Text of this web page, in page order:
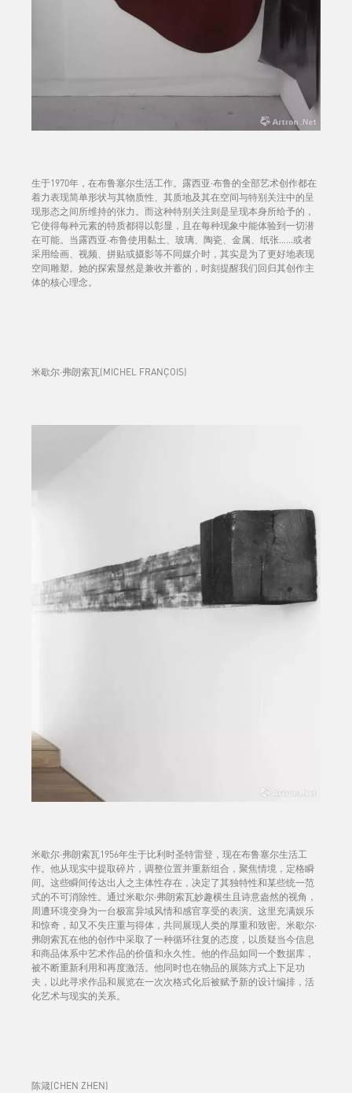
生于1970年，在布鲁塞尔生活工作。露西亚·布鲁的全部艺术创作都在
着力表现简单形状与其物质性、其质地及其在空间与特别关注中的呈
现形态之间所维持的张力。而这种特别关注则是呈现本身所给予的，
它使得每种元素的特质都得以彰显，且在每种现象中能体验到一切潜
在可能。当露西亚·布鲁使用黏土、玻璃、陶瓷、金属、纸张……或者
采用绘画、视频、拼贴或摄影等不同媒介时，其实是为了更好地表现
空间雕塑。她的探索显然是兼收并蓄的，时刻提醒我们回归其创作主
体的核心理念。
米歇尔·弗朗索瓦(MICHEL FRANÇOIS)
米歇尔·弗朗索瓦1956年生于比利时圣特雷登，现在布鲁塞尔生活工
作。他从现实中提取碎片，调整位置并重新组合，聚焦情境，定格瞬
间。这些瞬间传达出人之主体性存在，决定了其独特性和某些统一范
式的不可消除性。通过米歇尔·弗朗索瓦妙趣横生且诗意盎然的视角，
周遭环境变身为一台极富异域风情和感官享受的表演。这里充满娱乐
和惊奇，却又不失庄重与得体，共同展现人类的厚重和致密。米歇尔·
弗朗索瓦在他的创作中采取了一种循环往复的态度，以质疑当今信息
和商品体系中艺术作品的价值和永久性。他的作品如同一个数据库，
被不断重新利用和再度激活。他同时也在物品的展陈方式上下足功
夫，以此寻求作品和展览在一次次格式化后被赋予新的设计编排，活
化艺术与现实的关系。
陈箴(CHEN ZHEN)